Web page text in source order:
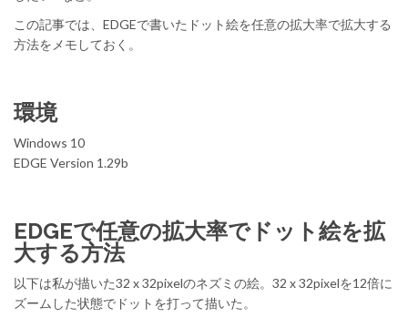
この記事では、EDGEで書いたドット絵を任意の拡大率で拡大する
方法をメモしておく。
環境
Windows 10
EDGE Version 1.29b
EDGEで任意の拡大率でドット絵を拡
大する方法
以下は私が描いた32 x 32pixelのネズミの絵。32 x 32pixelを12倍に
ズームした状態でドットを打って描いた。